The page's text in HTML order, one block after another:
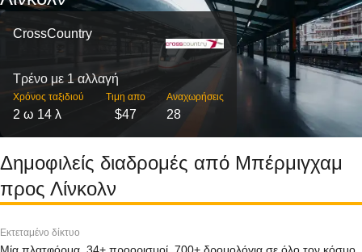
CrossCountry
Τρένο με 1 αλλαγή
Χρόνος ταξιδιού
2 ω 14 λ
Τιμη απο
$47
Αναχωρήσεις
28
Δημοφιλείς διαδρομές από Μπέρμιγχαμ
προς Λίνκολν
Εκτεταμένο δίκτυο